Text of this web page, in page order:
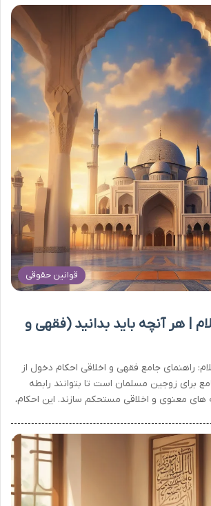
قوانین حقوقی
| هر آنچه باید بدانید (فقهی و
راهنمای جامع فقهی و اخلاقی احکام دخول از
برای زوجین مسلمان است تا بتوانند رابطه
های معنوی و اخلاقی مستحکم سازند. این احکام،